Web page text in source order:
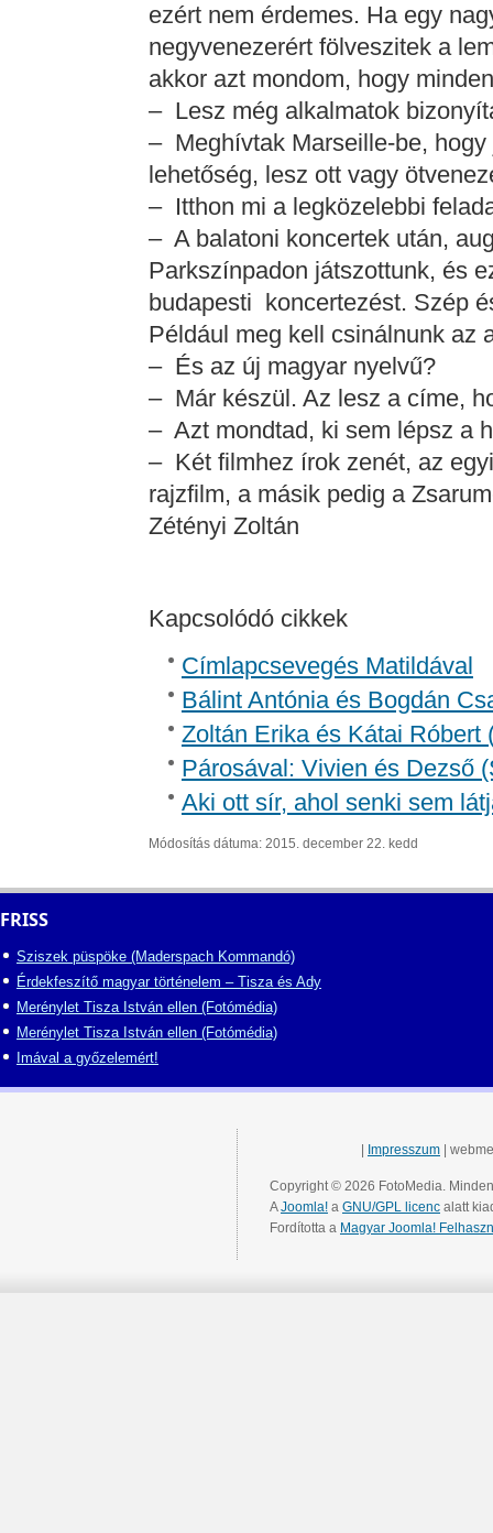
ezért nem érdemes. Ha egy
negyvenezerért fölveszitek a
akkor azt mondom, hogy
– Lesz még alkalmatok
– Meghívtak Marseille-be,
lehetőség, lesz ott vagy
– Itthon mi a legközelebbi
– A balatoni koncertek után,
Parkszínpadon játszottunk, és
budapesti koncertezést. Szép
Például meg kell csinálnunk az
– És az új magyar nyelvű?
– Már készül. Az lesz a címe,
– Azt mondtad, ki sem lépsz a
– Két filmhez írok zenét, az
rajzfilm, a másik pedig a
Zétényi Zoltán
Kapcsolódó cikkek
Címlapcsevegés Matildával
Bálint Antónia és Bogdán
Zoltán Erika és Kátai Róbert
Párosával: Vivien és Dezső
Aki ott sír, ahol senki sem
Módosítás dátuma: 2015. december 22. kedd
FRISS
Sziszek püspöke (Maderspach Kommandó)
Érdekfeszítő magyar történelem – Tisza és Ady
Merénylet Tisza István ellen (Fotómédia)
Merénylet Tisza István ellen (Fotómédia)
Imával a győzelemért!
Impresszum |
Copyright © 2026 FotoMedia.
AJoomla! a GNU/GPL licenc alatt
Fordította a Magyar Joomla!